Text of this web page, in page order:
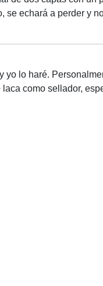
echará a perder y
lo haré.
como sellador,